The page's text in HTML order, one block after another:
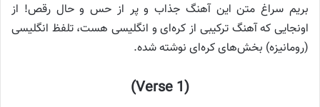
بریم سراغ متن این آهنگ جذاب و پر از حس و حال رقص! از
اونجایی که آهنگ ترکیبی از کره‌ای و انگلیسی هست، تلفظ انگلیسی
(رومانیزه) بخش‌های کره‌ای نوشته شده.
(Verse 1)